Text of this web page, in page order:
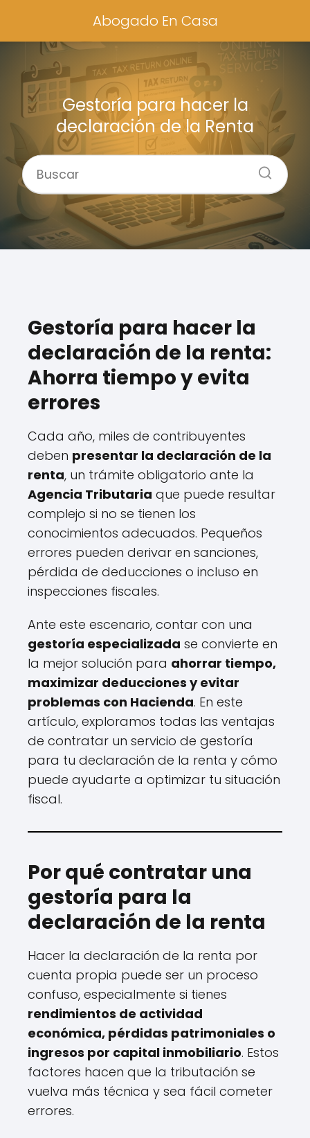
Abogado En Casa
Gestoría para hacer la
declaración de la Renta
Gestoría para hacer la
declaración de la renta:
Ahorra tiempo y evita
errores
Cada año, miles de contribuyentes
deben presentar la declaración de la
renta, un trámite obligatorio ante la
Agencia Tributaria que puede resultar
complejo si no se tienen los
conocimientos adecuados. Pequeños
errores pueden derivar en sanciones,
pérdida de deducciones o incluso en
inspecciones fiscales.
Ante este escenario, contar con una
gestoría especializada se convierte en
la mejor solución para ahorrar tiempo,
maximizar deducciones y evitar
problemas con Hacienda. En este
artículo, exploramos todas las ventajas
de contratar un servicio de gestoría
para tu declaración de la renta y cómo
puede ayudarte a optimizar tu situación
fiscal.
Por qué contratar una
gestoría para la
declaración de la renta
Hacer la declaración de la renta por
cuenta propia puede ser un proceso
confuso, especialmente si tienes
rendimientos de actividad
económica, pérdidas patrimoniales o
ingresos por capital inmobiliario. Estos
factores hacen que la tributación se
vuelva más técnica y sea fácil cometer
errores.